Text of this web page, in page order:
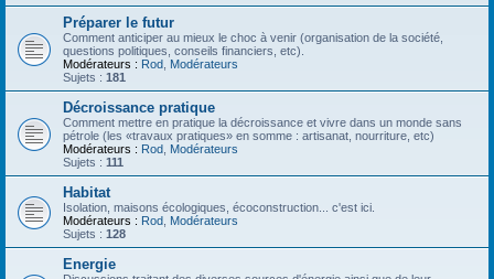
Préparer le futur
Comment anticiper au mieux le choc à venir (organisation de la société,
questions politiques, conseils financiers, etc).
Modérateurs : Rod Modérateurs
Sujets : 181
Décroissance pratique
Comment mettre en pratique la décroissance et vivre dans un monde sans
pétrole (les «travaux pratiques» en somme : artisanat, nourriture, etc)
Modérateurs : Rod Modérateurs
Sujets : 111
Habitat
Isolation, maisons écologiques, écoconstruction... c'est ici.
Modérateurs : Rod Modérateurs
Sujets : 128
Energie